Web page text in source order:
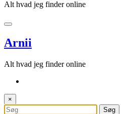
Alt hvad jeg finder online
Arnii
Alt hvad jeg finder online
×